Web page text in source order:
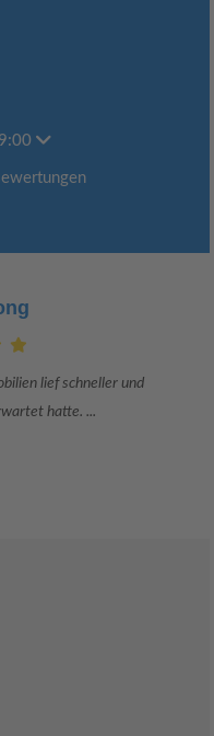
Bergrath
und besonders an Frau
Monate mehr als ...